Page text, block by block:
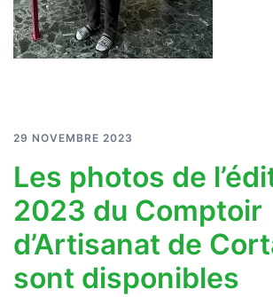
29 NOVEMBRE 2023
Les photos de
2023 du Comptoir
d’Artisanat de
sont disponibles